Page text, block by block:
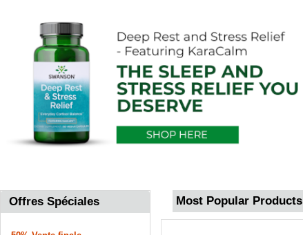
Offres Spéciales Most Popular Products